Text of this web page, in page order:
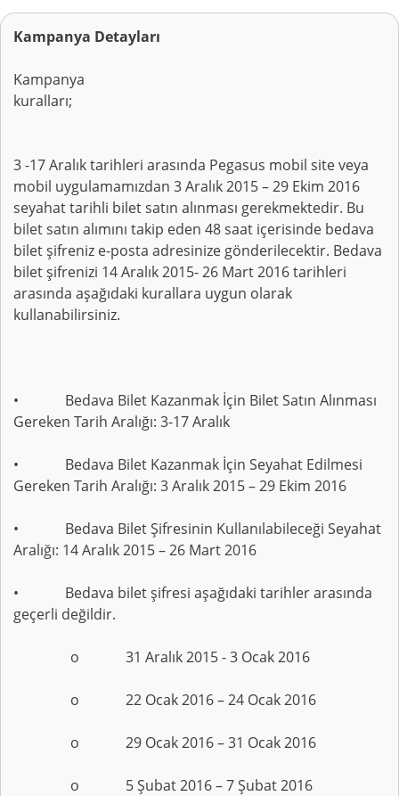
Kampanya Detayları
Kampanya
3 -17 Aralık tarihleri arasında Pegasus mobil site veya
mobil uygulamamızdan 3 Aralık 2015 – 29 Ekim 2016
seyahat tarihli bilet satın alınması gerekmektedir. Bu
bilet satın alımını takip eden 48 saat içerisinde bedava
bilet şifreniz e-posta adresinize gönderilecektir. Bedava
bilet şifrenizi 14 Aralık 2015- 26 Mart 2016 tarihleri
arasında aşağıdaki kurallara uygun olarak
kullanabilirsiniz.
• Bedava Bilet Kazanmak İçin Bilet Satın Alınması
Gereken Tarih Aralığı: 3-17 Aralık
• Bedava Bilet Kazanmak İçin Seyahat Edilmesi
Gereken Tarih Aralığı: 3 Aralık 2015 – 29 Ekim 2016
• Bedava Bilet Şifresinin Kullanılabileceği Seyahat
Aralığı: 14 Aralık 2015 – 26 Mart 2016
• Bedava bilet şifresi aşağıdaki tarihler arasında
geçerli değildir.
o 31 Aralık 2015 - 3 Ocak 2016
o 22 Ocak 2016 – 24 Ocak 2016
o 29 Ocak 2016 – 31 Ocak 2016
o 5 Şubat 2016 – 7 Şubat 2016